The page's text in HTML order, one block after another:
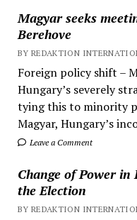
Magyar seeks
Berehove
BY REDAKTION
Foreign policy shift –
Hungary’s severely
tying this to minority
Magyar, Hungary’s
Leave a Comment
Change of Power
the Election
BY REDAKTION